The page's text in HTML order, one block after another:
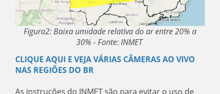
Figura2: Baixa umidade relativa do ar entre 20% a
30% - Fonte: INMET
CLIQUE AQUI E VEJA VÁRIAS CÂMERAS AO VIVO
NAS REGIÕES DO BR
As instruções do INMET são para evitar o uso de